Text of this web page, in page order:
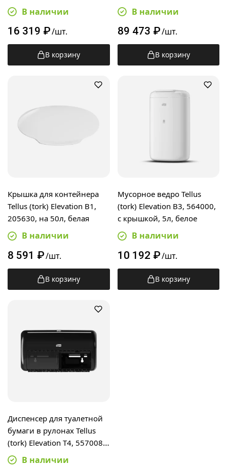
559008, черный
В наличии
16 319 ₽/шт.
В корзину
металликВ наличии
89 473 ₽/шт.
В корзину
Крышка для контейнера
Tellus (tork) Elevation B1,
205630, на 50л, белая
В наличии
8 591 ₽/шт.
В корзину
Мусорное ведро Tellus
(tork) Elevation B3, 564000,
с крышкой, 5л, белое
В наличии
10 192 ₽/шт.
В корзину
Диспенсер для туалетной
бумаги в рулонах Tellus
(tork) Elevation T4, 557008,
черныйВ наличии